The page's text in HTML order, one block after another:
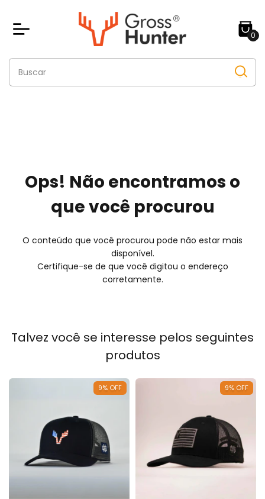
0
Ops! Não encontramos o
que você procurou
O conteúdo que você procurou pode não estar mais
disponível.
Certifique-se de que você digitou o endereço
corretamente.
Talvez você se interesse pelos seguintes
produtos
9% OFF 9% OFF